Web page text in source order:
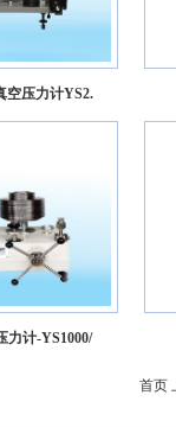
空压力计YS2.
力计-YS1000/
首页